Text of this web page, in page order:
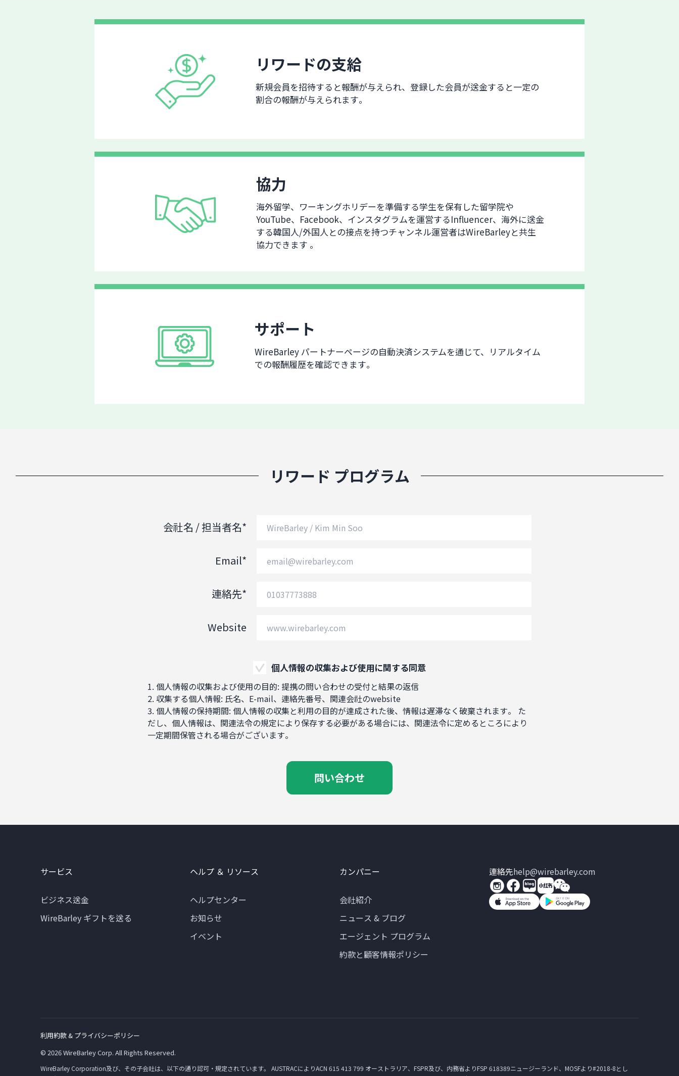
リワードの支給
新規会員を招待すると報酬が与えられ、登録した会員が送金すると一定の
割合の報酬が与えられます。
協力
海外留学、ワーキングホリデーを準備する学生を保有した留学院や
YouTube、Facebook、インスタグラムを運営するInfluencer、海外に送金
する韓国人/外国人との接点を持つチャンネル運営者はWireBarleyと共生
協力できます 。
サポート
WireBarley パートナーページの自動決済システムを通じて、リアルタイム
での報酬履歴を確認できます。
リワード プログラム
会社名 / 担当者名*
Email*
連絡先*
Website
個人情報の収集および使用に関する同意
1. 個人情報の収集および使用の目的: 提携の問い合わせの受付と結果の返信
2. 収集する個人情報: 氏名、E-mail、連絡先番号、関連会社のwebsite
3. 個人情報の保持期間: 個人情報の収集と利用の目的が達成された後、情報は遅滞なく破棄されます。 た
だし、個人情報は、関連法令の規定により保存する必要がある場合には、関連法令に定めるところにより
一定期間保管される場合がございます。
問い合わせ
サービス
ビジネス送金
WireBarley ギフトを送る
ヘルプ ＆ リソース
ヘルプセンター
お知らせ
イベント
カンパニー
会社紹介
ニュース & ブログ
エージェント プログラム
約款と顧客情報ポリシー
連絡先help@wirebarley.com
利用約款 & プライバシーポリシー
© 2026 WireBarley Corp. All Rights Reserved.
WireBarley Corporation及び、その子会社は、以下の通り認可・規定されています。 AUSTRACによりACN 615 413 799 オーストラリア、FSPR及び、内務省よりFSP 618389ニュージーランド、MOSFより#2018-8とし